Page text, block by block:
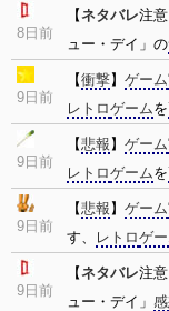
8日前
【ネタバレ注
ュー・デイ」の
9日前
【衝撃】 ゲーム
レトロゲームを
9日前
【悲報 】 ゲーム
レトロゲームを
9日前
【悲報 】 ゲーム
す、
レトロゲ
9日前
【ネタバレ注
ュー・デイ」